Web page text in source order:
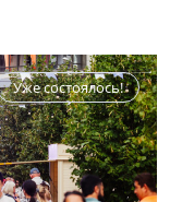
Уже состоялось!